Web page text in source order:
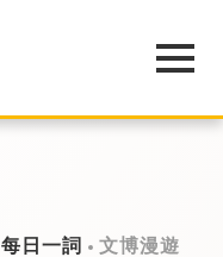
每日一詞 文博漫遊